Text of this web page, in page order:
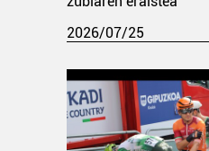
2026/07/25